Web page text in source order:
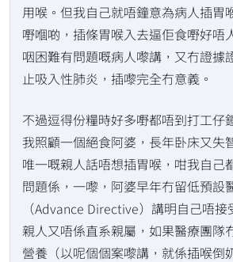
用喉。但我自己就唔鐘意為病人插胃
嘢嗰啲，插條胃喉入去逼佢食嘢好唔
咽困難有問題嘅病人嚟講，又冇證據
止吸入性肺炎，插嚟完全冇意義。
不過逗得份糧時好多嘢都唔到打工仔
我照顧一個絕食阿婆，長年卧床又失
唯一嘅親人話唔想插胃喉，咁我自己
問題係，一嚟，阿婆早年冇留低預設
（Advance Directive）講明自己唔
親人又唔係直系親屬，如果醫療團隊
營養（以呢個個案嚟講，就係插喉倒